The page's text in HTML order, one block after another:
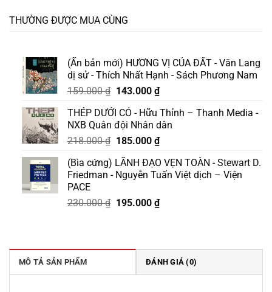
THƯỜNG ĐƯỢC MUA CÙNG
(Ấn bản mới) HƯƠNG VỊ CỦA ĐẤT - Văn Lang
dị sử - Thích Nhất Hạnh - Sách Phương Nam
159.000₫ Giá
là:
159.000 ₫.
143.000 ₫Giá
tại
là:
143.000 ₫.
THÉP DƯỚI CỎ - Hữu Thỉnh – Thanh Media -
NXB Quân đội Nhân dân
218.000₫ Giá
là:
218.000 ₫.
185.000 ₫Giá
tại
là:
(Bìa cứng) LÃNH ĐẠO VẸN TOÀN - Stewart D.
Friedman - Nguyễn Tuấn Việt dịch – Viện
PACE
230.000₫ Giá
195.000 ₫Giá
195.000 ₫.
MÔ TẢ SẢN PHẨM ĐÁNH GIÁ (0)